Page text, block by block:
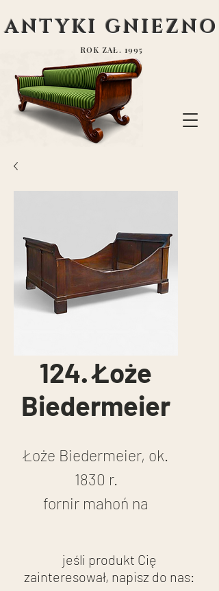
ANTYKI GNIEZNO
ROK ZAŁ. 1995
124. Łoże
Biedermeier
Łoże Biedermeier, ok.
1830 r.
fornir mahoń na
stan przed renowacją
jeśli produkt Cię
zainteresował, napisz do nas: